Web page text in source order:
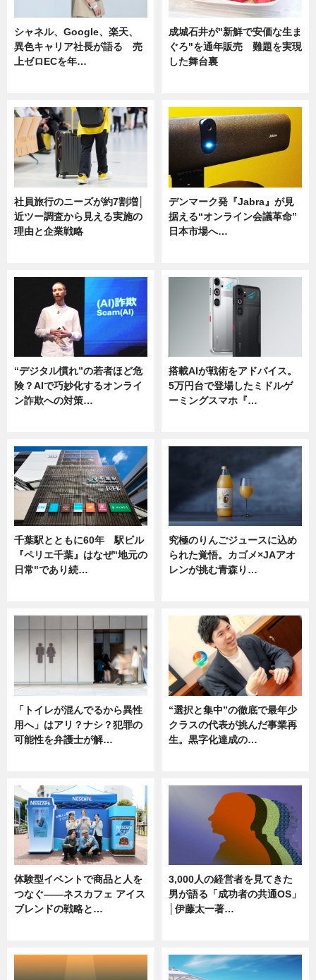
シャネル、Google、楽天、
異色キャリア社長が語る 売
上ゼロECを年…
成城石井が"新鮮で安価な生ま
ぐろ"を通年販売 難題を実現
した舞台裏
社員旅行のニーズが約7割増│
近ツー調査から見える実施の
理由と企業戦略
デンマーク発『Jabra』が見
据える“オンライン会議革命”
日本市場へ…
“デジタル慣れ”の若者ほど危
険？AIで巧妙化するオンライ
ン詐欺への対策…
搭載AIが戦術をアドバイス。
5万円台で登場したミドルゲ
ーミングスマホ『…
千葉駅とともに60年 駅ビル
『ペリエ千葉』はなぜ"地元の
日常"であり続…
究極のりんごジュースに込め
られた覚悟。カゴメ×JAアオ
レンが挑む青森り…
「トイレが混んでるから異性
用へ」はアリ？ナシ？犯罪の
可能性を弁護士が解…
“選択と集中”の徹底で最年少
クラスの代表が挑んだ事業再
生。黒字化達成の…
体験型イベントで商品と人を
つなぐ――ネスカフェ アイス
ブレンドの戦略と…
3,000人の経営者を見てきた
男が語る「成功者の共通OS」
│伊藤太一著…